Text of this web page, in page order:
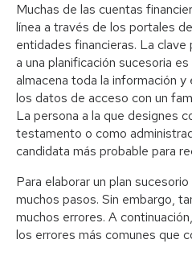
Muchas de las cuentas
línea a través de los portales
entidades financieras. La
a una planificación sucesoria
almacena toda la información
los datos de acceso con un
La persona a la que designes
testamento o como
candidata más probable para
Para elaborar un plan
muchos pasos. Sin embargo,
muchos errores. A
los errores más comunes que